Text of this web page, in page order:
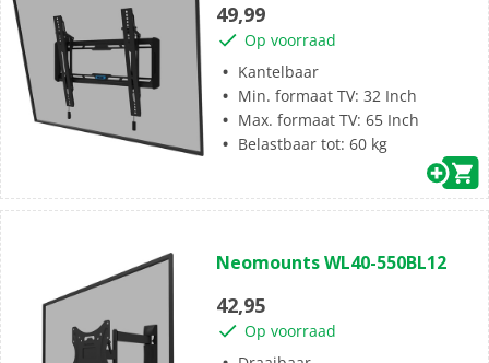
5
sterren.
49,99
Op voorraad
Kantelbaar
Min. formaat TV: 32 Inch
Max. formaat TV: 65 Inch
Belastbaar tot: 60 kg
van
5
sterren.
Neomounts WL40-550BL12
42,95
Op voorraad